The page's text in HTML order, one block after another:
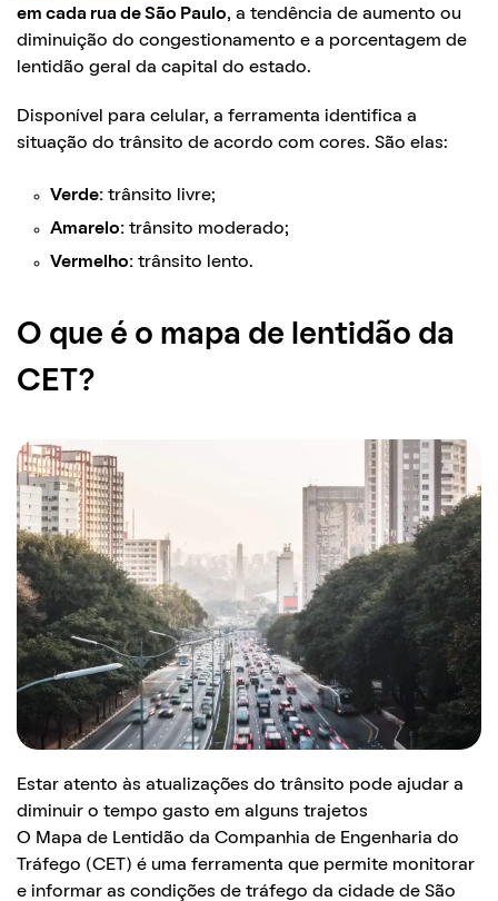
em cada rua de São Paulo, a tendência de aumento ou
diminuição do congestionamento e a porcentagem de
lentidão geral da capital do estado.
Disponível para celular, a ferramenta identifica a
situação do trânsito de acordo com cores. São elas:
Verde: trânsito livre;
Amarelo: trânsito moderado;
Vermelho: trânsito lento.
O que é o mapa de lentidão da
CET?
Estar atento às atualizações do trânsito pode ajudar a
diminuir o tempo gasto em alguns trajetos
O Mapa de Lentidão da Companhia de Engenharia do
Tráfego (CET) é uma ferramenta que permite monitorar
e informar as condições de tráfego da cidade de São